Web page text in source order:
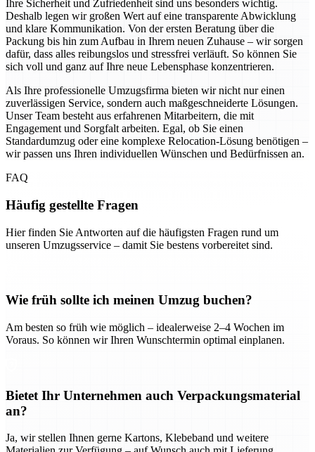
Ihre Sicherheit und Zufriedenheit sind uns besonders wichtig.
Deshalb legen wir großen Wert auf eine transparente Abwicklung
und klare Kommunikation. Von der ersten Beratung über die
Packung bis hin zum Aufbau in Ihrem neuen Zuhause – wir sorgen
dafür, dass alles reibungslos und stressfrei verläuft. So können Sie
sich voll und ganz auf Ihre neue Lebensphase konzentrieren.
Als Ihre professionelle Umzugsfirma bieten wir nicht nur einen
zuverlässigen Service, sondern auch maßgeschneiderte Lösungen.
Unser Team besteht aus erfahrenen Mitarbeitern, die mit
Engagement und Sorgfalt arbeiten. Egal, ob Sie einen
Standardumzug oder eine komplexe Relocation-Lösung benötigen –
wir passen uns Ihren individuellen Wünschen und Bedürfnissen an.
FAQ
Häufig gestellte Fragen
Hier finden Sie Antworten auf die häufigsten Fragen rund um
unseren Umzugsservice – damit Sie bestens vorbereitet sind.
Wie früh sollte ich meinen Umzug buchen?
Am besten so früh wie möglich – idealerweise 2–4 Wochen im
Voraus. So können wir Ihren Wunschtermin optimal einplanen.
Bietet Ihr Unternehmen auch Verpackungsmaterial
an?
Ja, wir stellen Ihnen gerne Kartons, Klebeband und weitere